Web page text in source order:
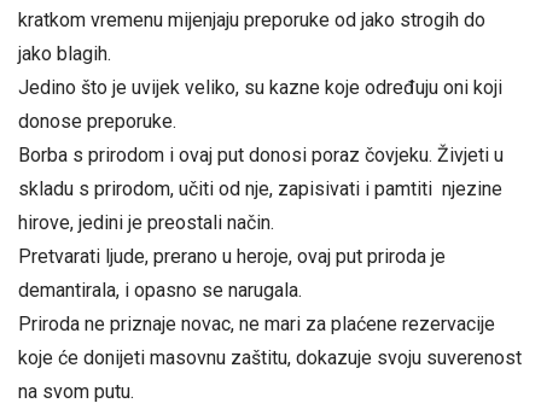
kratkom vremenu mijenjaju preporuke od jako strogih do
jako blagih.
Jedino što je uvijek veliko, su kazne koje određuju oni koji
donose preporuke.
Borba s prirodom i ovaj put donosi poraz čovjeku. Živjeti u
skladu s prirodom, učiti od nje, zapisivati i pamtiti njezine
hirove, jedini je preostali način.
Pretvarati ljude, prerano u heroje, ovaj put priroda je
demantirala, i opasno se narugala.
Priroda ne priznaje novac, ne mari za plaćene rezervacije
koje će donijeti masovnu zaštitu, dokazuje svoju suverenost
na svom putu.